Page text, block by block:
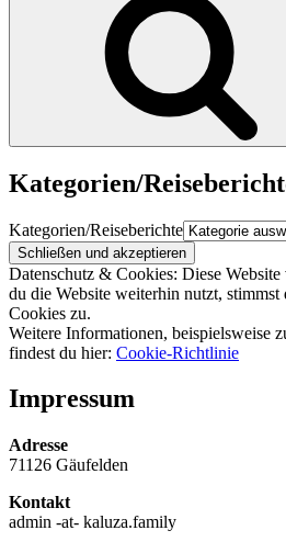
Kategorien/
Kategorien/Reiseberichte
Datenschutz & Cookies: Diese
du die Website weiterhin nutzt,
Cookies zu.
Weitere Informationen, beispielsweise
findest du hier: Cookie-Richtlinie
Impressum
Adresse
71126 Gäufelden
Kontakt
admin -at- kaluza.family